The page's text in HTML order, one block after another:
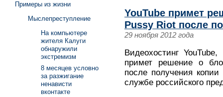
YouTube примет
Pussy Riot после
29 ноября 2012 года
Видеохостинг
примет решение о
после получения
службе российского
Примеры из жизни
Мыслепреступление
На компьютере
жителя Калуги
обнаружили
экстремизм
8 месяцев условно
за разжигание
ненависти
вконтакте